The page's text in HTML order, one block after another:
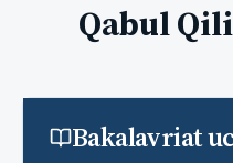
Qabul
Bakalavriat